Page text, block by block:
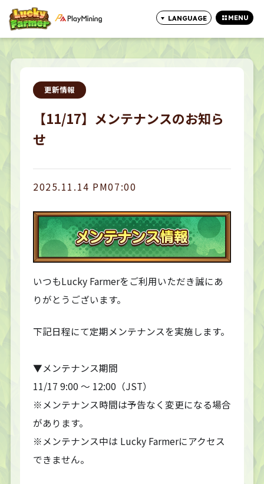
LANGUAGE MENU
更新情報
【11/17】メンテナンスのお知ら
せ
2025.11.14 PM07:00
いつもLucky Farmerをご利用いただき誠にあ
りがとうございます。
下記日程にて定期メンテナンスを実施します。
▼メンテナンス期間
11/17 9:00 ～ 12:00（JST）
※メンテナンス時間は予告なく変更になる場合
があります。
※メンテナンス中は Lucky Farmerにアクセス
できません。